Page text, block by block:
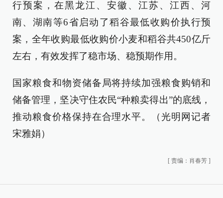
行预案，在黑龙江、安徽、江苏、江西、河
南、湖南等6省启动了稻谷最低收购价执行预
案，全年收购最低收购价小麦和稻谷共450亿斤
左右，有效发挥了稳市场、稳预期作用。
国家粮食和物资储备局将持续加强粮食购销和
储备管理，坚决守住农民“种粮卖得出”的底线，
推动粮食价格保持在合理水平。（光明网记者
宋雅娟）
[ 责编：肖春芳 ]